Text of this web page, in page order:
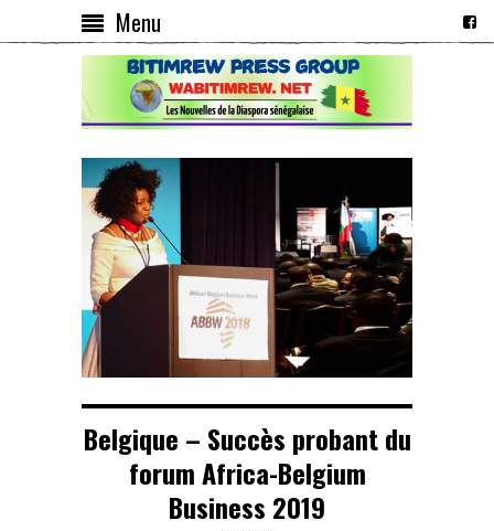
Menu
Belgique – Succès probant du
forum Africa-Belgium
Business 2019